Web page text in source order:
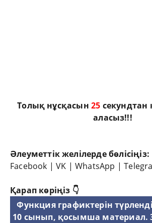
Толық нұсқасын25 секундтан
аласыз!!!
Әлеуметтік желілерде бөлісіңіз:
Facebook |VK |WhatsApp |
Қарап көріңіз 👇
Функция графиктерін
10 сынып, қосымша материал.